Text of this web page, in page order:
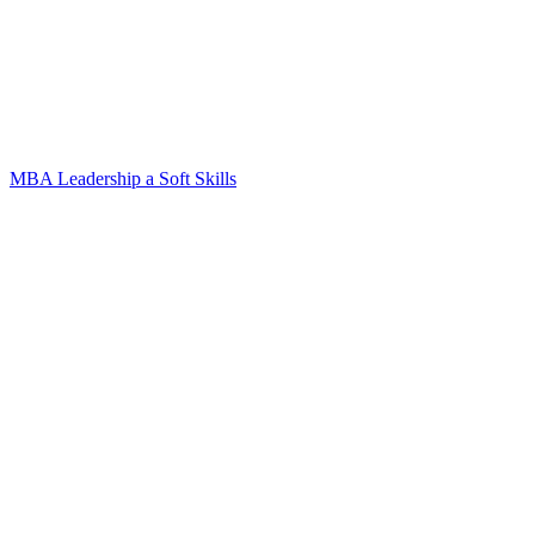
MBA Leadership a Soft Skills